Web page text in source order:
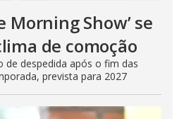
Morning Show’ se
de comoção
de despedida após o fim das
prevista para 2027